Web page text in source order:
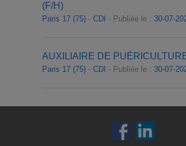
(F/H)
Paris 17 (75)- CDI - Publiée le : 30-07-
AUXILIAIRE DE
Paris 17 (75)- CDI - Publiée le : 30-07-